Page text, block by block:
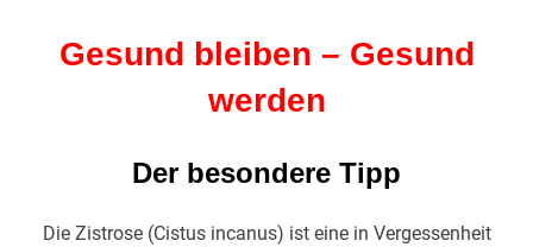
Gesund bleiben – Gesund
werden
Der besondere Tipp
Die Zistrose (Cistus incanus) ist eine in Vergessenheit